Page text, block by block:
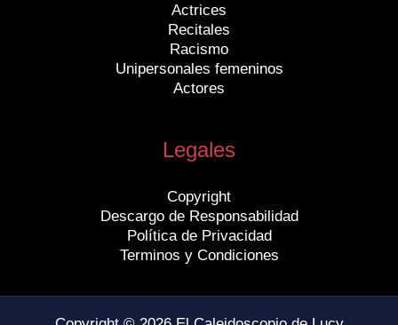
Actrices
Recitales
Racismo
Unipersonales femeninos
Actores
Legales
Copyright
Descargo de Responsabilidad
Política de Privacidad
Terminos y Condiciones